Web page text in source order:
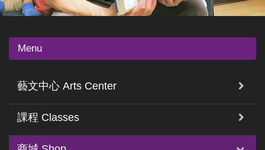
Menu
藝文中心 Arts Center
課程 Classes